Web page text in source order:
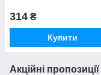
314 ₴
Купити
Акційні